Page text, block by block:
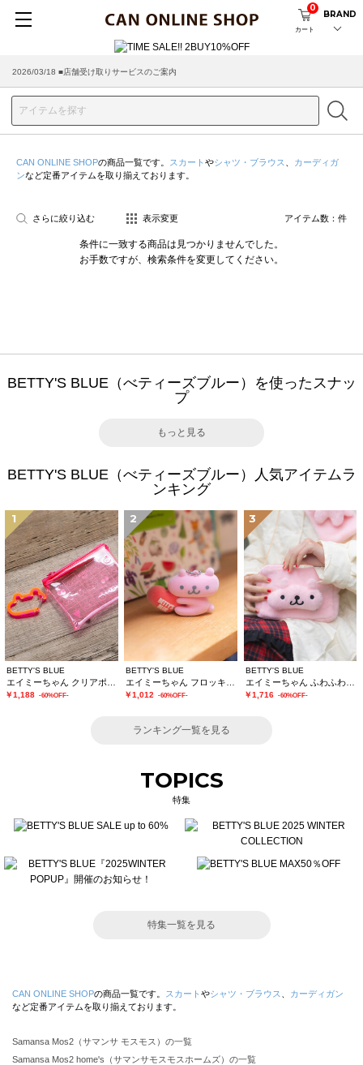
カート
0
BRAND
2026/03/18 ■店舗受け取りサービスのご案内
CAN ONLINE SHOPの商品一覧です。 スカート やシャツ・ブラウス
カーディガ
ンなど定番アイテムを取り揃えております。
さらに絞り込む 表示変更 アイテム数： 件
条件に一致する商品は見つかりませんでした。
お手数ですが、検索条件を変更してください。
BETTY'S BLUE（べティーズブルー）を使ったスナッ
プ
もっと見る
BETTY'S BLUE（べティーズブルー）人気アイテムラ
ンキング
1
BETTY'S BLUE
￥1,188 -60%OFF-
2
BETTY'S BLUE
￥1,012 -60%OFF-
3
BETTY'S BLUE
エイミーちゃん ふわふわショルダーバッグ
￥1,716 -60%OFF-
ランキング一覧を見る
TOPICS
特集
特集一覧を見る
CAN ONLINE SHOPの商品一覧です。 スカート やシャツ・ブラウス
カーディガン
など定番アイテムを取り揃えております。
Samansa Mos2（サマンサ モスモス）の一覧
Samansa Mos2 home's（サマンサモスモスホームズ）の一覧